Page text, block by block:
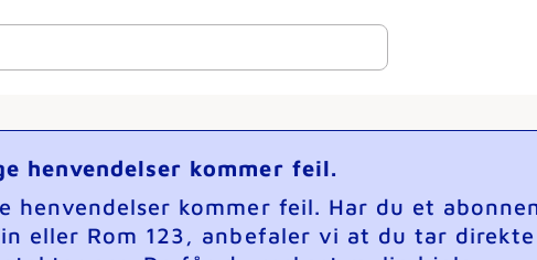
henvendelser kommer feil.
henvendelser kommer feil. Har du et
eller Rom 123, anbefaler vi at du tar